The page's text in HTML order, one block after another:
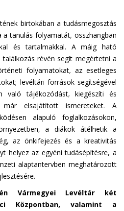
birtokában a tudásmegosztás
tanulás folyamatát, összhangban
és tartalmakkal. A máig ható
révén segít megértetni a
folyamatokat, az esetleges
levéltári források segítségével
tájékozódást, kiegészíti és
elsajátított ismereteket. A
alapuló foglalkozásokon,
a diákok átélhetik a
az önkifejezés és a kreativitás
helyez az egyéni tudásépítésre, a
alaptantervben meghatározott
Vármegyei Levéltár két
Központban, valamint a